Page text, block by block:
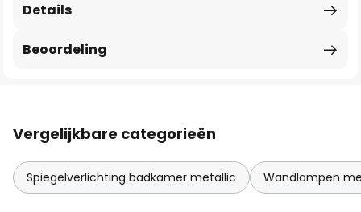
Details
Beoordeling
Vergelijkbare categorieën
Spiegelverlichting badkamer metallic Wandlampen